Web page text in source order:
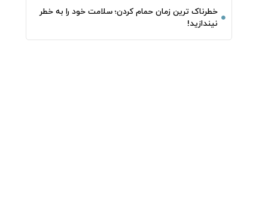
خطرناک‌ ترین زمان‌ حمام کردن؛ سلامت خود را به خطر
نیندازید!